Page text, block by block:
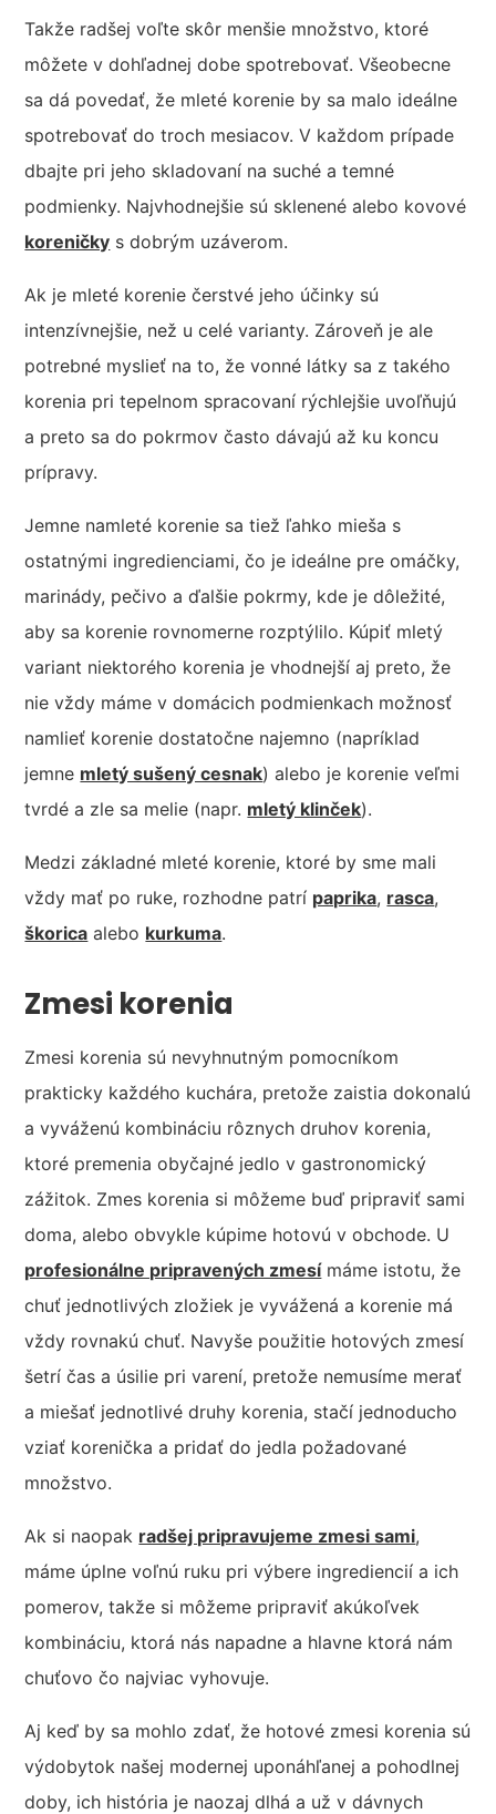
Takže radšej voľte skôr menšie množstvo, ktoré
môžete v dohľadnej dobe spotrebovať. Všeobecne
sa dá povedať, že mleté korenie by sa malo ideálne
spotrebovať do troch mesiacov. V každom prípade
dbajte pri jeho skladovaní na suché a temné
podmienky. Najvhodnejšie sú sklenené alebo kovové
koreničky s dobrým uzáverom.
Ak je mleté korenie čerstvé jeho účinky sú
intenzívnejšie, než u celé varianty. Zároveň je ale
potrebné myslieť na to, že vonné látky sa z takého
korenia pri tepelnom spracovaní rýchlejšie uvoľňujú
a preto sa do pokrmov často dávajú až ku koncu
prípravy.
Jemne namleté korenie sa tiež ľahko mieša s
ostatnými ingredienciami, čo je ideálne pre omáčky,
marinády, pečivo a ďalšie pokrmy, kde je dôležité,
aby sa korenie rovnomerne rozptýlilo. Kúpiť mletý
variant niektorého korenia je vhodnejší aj preto, že
nie vždy máme v domácich podmienkach možnosť
namlieť korenie dostatočne najemno (napríklad
jemne mletý sušený cesnak) alebo je korenie veľmi
tvrdé a zle sa melie (napr. mletý klinček).
Medzi základné mleté korenie, ktoré by sme mali
vždy mať po ruke, rozhodne patrí paprika, rasca,
škorica alebo kurkuma.
Zmesi korenia
Zmesi korenia sú nevyhnutným pomocníkom
prakticky každého kuchára, pretože zaistia dokonalú
a vyváženú kombináciu rôznych druhov korenia,
ktoré premenia obyčajné jedlo v gastronomický
zážitok. Zmes korenia si môžeme buď pripraviť sami
doma, alebo obvykle kúpime hotovú v obchode. U
profesionálne pripravených zmesímáme istotu, že
chuť jednotlivých zložiek je vyvážená a korenie má
vždy rovnakú chuť. Navyše použitie hotových zmesí
šetrí čas a úsilie pri varení, pretože nemusíme merať
a miešať jednotlivé druhy korenia, stačí jednoducho
vziať korenička a pridať do jedla požadované
množstvo.
Ak si naopak radšej pripravujeme zmesi sami,
máme úplne voľnú ruku pri výbere ingrediencií a ich
pomerov, takže si môžeme pripraviť akúkoľvek
kombináciu, ktorá nás napadne a hlavne ktorá nám
chuťovo čo najviac vyhovuje.
Aj keď by sa mohlo zdať, že hotové zmesi korenia sú
výdobytok našej modernej uponáhľanej a pohodlnej
doby, ich história je naozaj dlhá a už v dávnych